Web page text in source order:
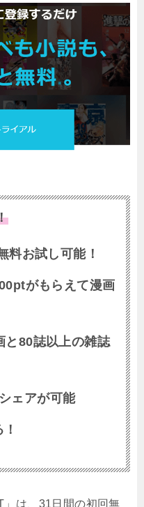
料お試し可能！
がもらえて漫画
と80誌以上の雑誌
ェアが可能
は、31日間の初回無